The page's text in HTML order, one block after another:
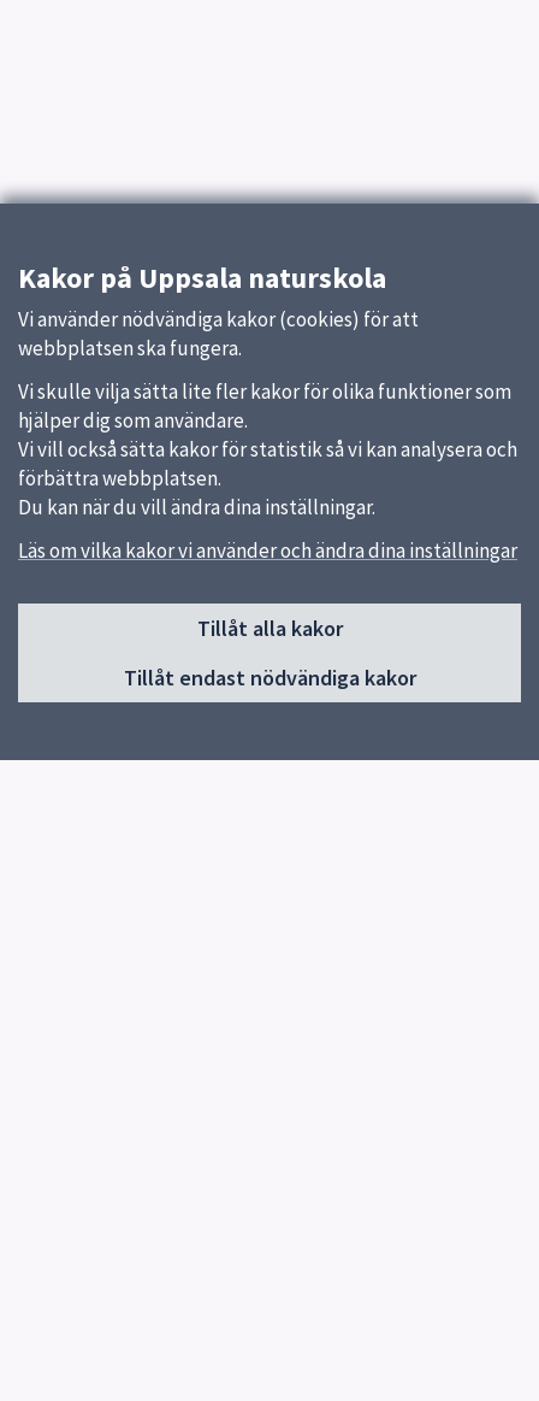
Kakor på Uppsala naturskola
Vi använder nödvändiga kakor (cookies) för att
webbplatsen ska fungera.
Vi skulle vilja sätta lite fler kakor för olika funktioner som
hjälper dig som användare.
Vi vill också sätta kakor för statistik så vi kan analysera och
förbättra webbplatsen.
Du kan när du vill ändra dina inställningar.
Läs om vilka kakor vi använder och ändra dina inställningar
Tillåt alla kakor
Tillåt endast nödvändiga kakor
Sidfot
Upptäck mer ute